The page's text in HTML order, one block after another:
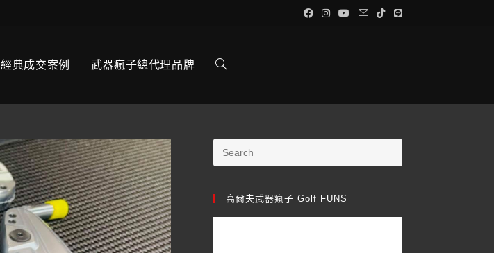
經典成交案例 武器瘋子總代理品牌
高爾夫武器瘋子 Golf FUNS